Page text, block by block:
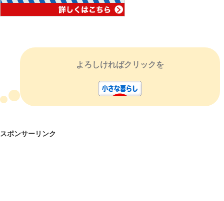
よろしければクリックを
スポンサーリンク